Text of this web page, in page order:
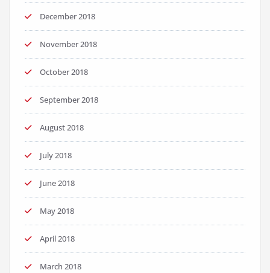
December 2018
November 2018
October 2018
September 2018
August 2018
July 2018
June 2018
May 2018
April 2018
March 2018